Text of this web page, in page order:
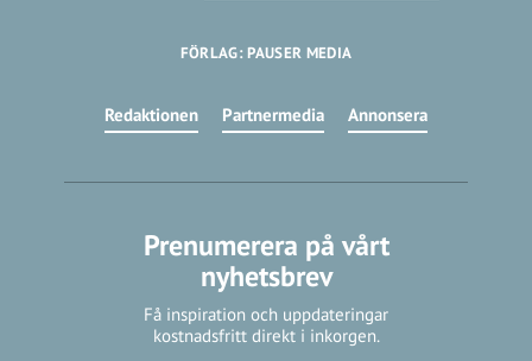
FÖRLAG: PAUSER MEDIA
Redaktionen Partnermedia Annonsera
Prenumerera på vårt
nyhetsbrev
Få inspiration och uppdateringar
kostnadsfritt direkt i inkorgen.